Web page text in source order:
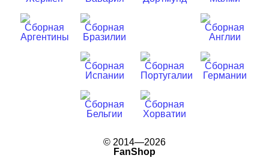
© 2014—2026
FanShop